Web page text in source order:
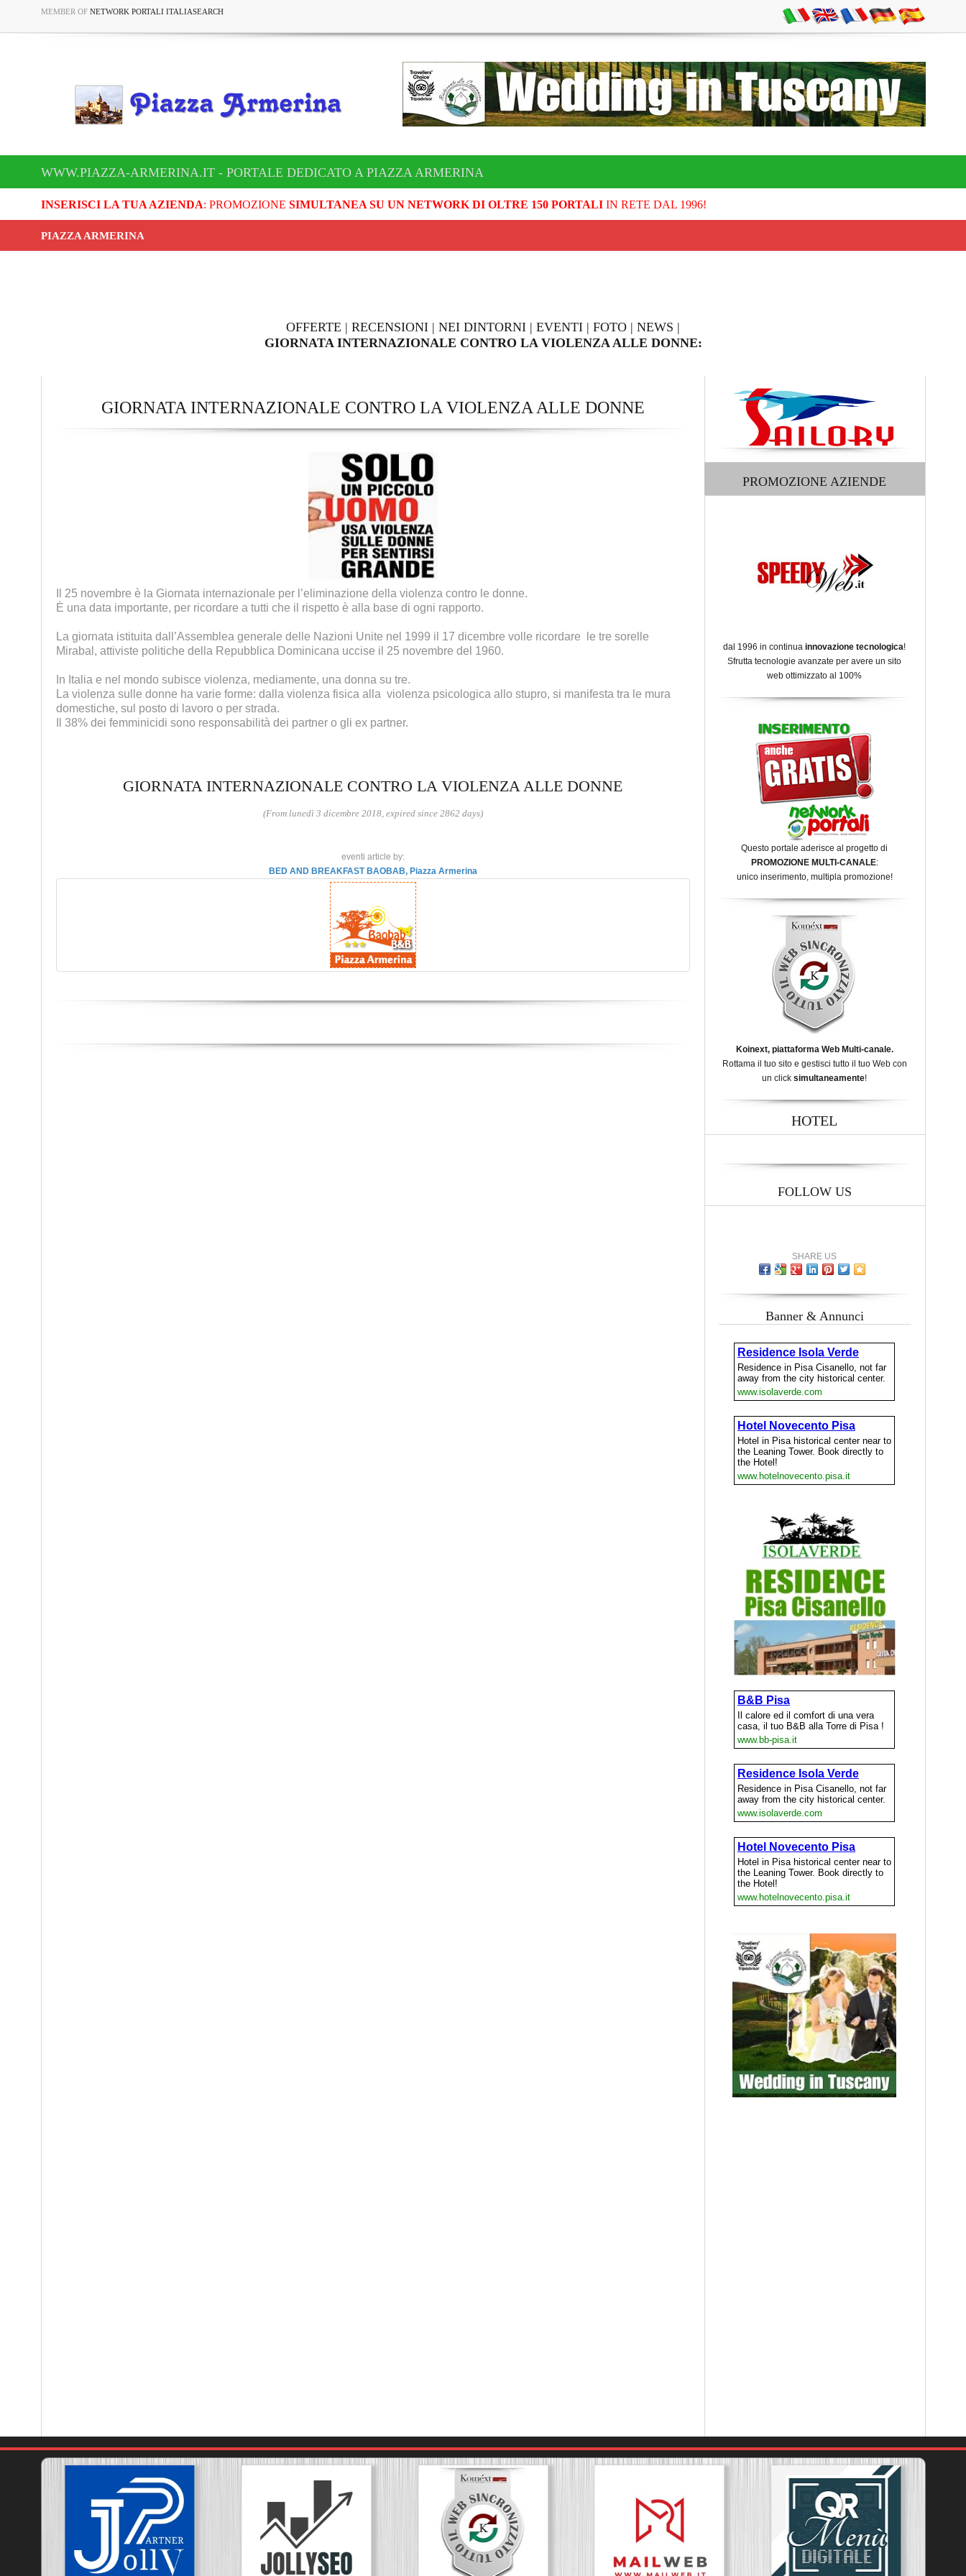
MEMBER OF NETWORK PORTALI ITALIASEARCH
WWW.PIAZZA-ARMERINA.IT - PORTALE DEDICATO A PIAZZA ARMERINA
INSERISCI LA TUA AZIENDA: PROMOZIONE SIMULTANEA SU UN NETWORK DI OLTRE 150 PORTALIIN RETE DAL 1996!
PIAZZA ARMERINA
OFFERTE | RECENSIONI | NEI DINTORNI | EVENTI | FOTO | NEWS |
GIORNATA INTERNAZIONALE CONTRO LA VIOLENZA ALLE DONNE:
GIORNATA INTERNAZIONALE CONTRO LA VIOLENZA ALLE DONNE
Il 25 novembre è la Giornata internazionale per l’eliminazione della violenza contro le donne.
È una data importante, per ricordare a tutti che il rispetto è alla base di ogni rapporto.
La giornata istituita dall’Assemblea generale delle Nazioni Unite nel 1999 il 17 dicembre volle ricordare le tre sorelle
Mirabal, attiviste politiche della Repubblica Dominicana uccise il 25 novembre del 1960.
In Italia e nel mondo subisce violenza, mediamente, una donna su tre.
La violenza sulle donne ha varie forme: dalla violenza fisica alla violenza psicologica allo stupro, si manifesta tra le mura
domestiche, sul posto di lavoro o per strada.
Il 38% dei femminicidi sono responsabilità dei partner o gli ex partner.
GIORNATA INTERNAZIONALE CONTRO LA VIOLENZA ALLE DONNE
(From lunedì 3 dicembre 2018, expired since 2862 days)
eventi article by:
BED AND BREAKFAST BAOBAB, Piazza Armerina
PROMOZIONE AZIENDE
dal 1996 in continua innovazione tecnologica!
Sfrutta tecnologie avanzate per avere un sito
web ottimizzato al 100%
Questo portale aderisce al progetto di
PROMOZIONE MULTI-CANALE:
unico inserimento, multipla promozione!
Koinext, piattaforma Web Multi-canale.
Rottama il tuo sito e gestisci tutto il tuo Web con
un click simultaneamente!
HOTEL
FOLLOW US
SHARE US
Banner & Annunci